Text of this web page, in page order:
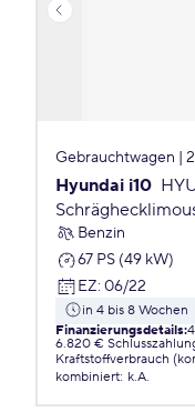
Gebrauchtwagen |
Hyundai i10
Benzin
67 PS (49 kW)
EZ: 06/22
in 4 bis 8 Wochen
Finanzierungsdetails:
6.820 €
Kraftstoffverbrauch
kombiniert: k.A.